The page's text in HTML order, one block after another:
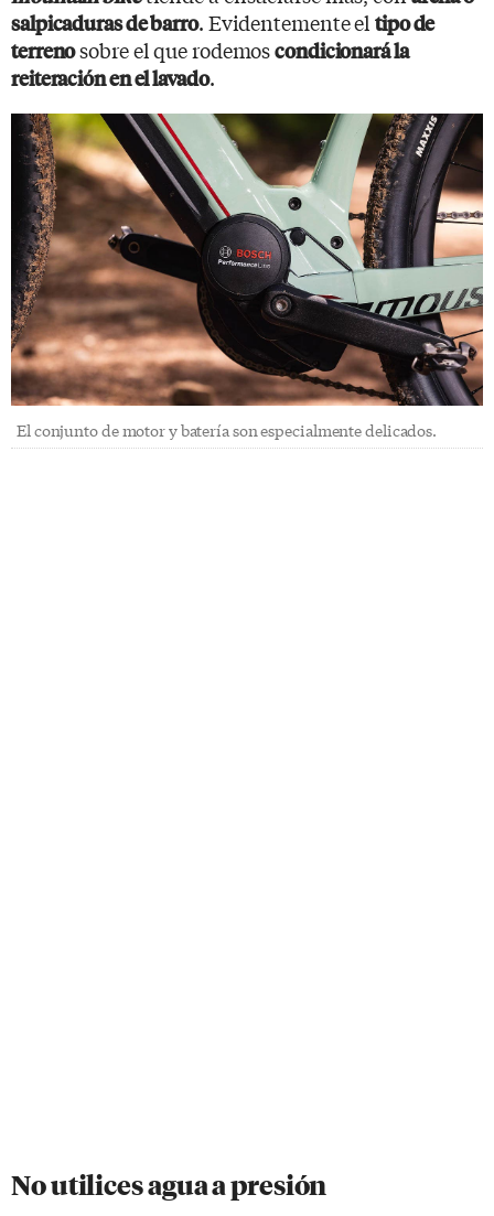
salpicaduras de barro. Evidentemente eltipo de
terrenosobre el que rodemoscondicionará la
reiteración en el lavado.
El conjunto de motor y batería son especialmente delicados.
No utilices agua a presión